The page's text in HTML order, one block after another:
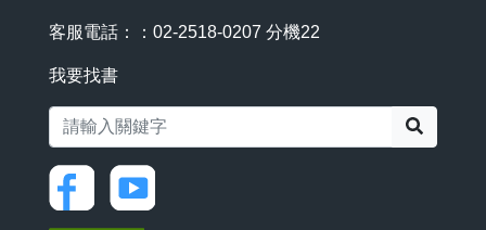
客服電話：：02-2518-0207 分機22
我要找書